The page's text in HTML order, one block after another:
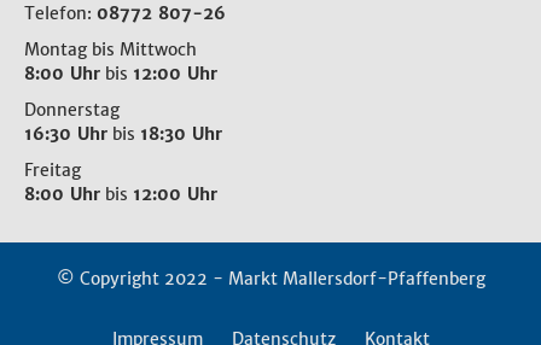
Telefon: 08772 807-26
Montag bis Mittwoch
8:00 Uhr bis 12:00 Uhr
Donnerstag
16:30 Uhr bis 18:30 Uhr
Freitag
8:00 Uhr bis 12:00 Uhr
© Copyright 2022 - Markt Mallersdorf-Pfaffenberg
Impressum Datenschutz Kontakt